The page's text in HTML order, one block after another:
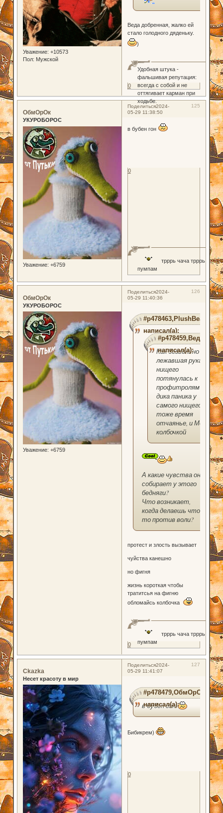
Уважение: +10573
Пол: Мужской
Веда добренная, жалко ей
стало голодного дяденьку.
)
Удобная штука -
фальшивая репутация:
всегда с собой и не
оттягивает карман при
ходьбе.
0
Поделиться 125
2024-
05-29 11:38:50
ОбмОрОк
УКУРОБОРОС
Уважение: +6759
в бубен гон
трррь чача трррь
пумпам
0
Поделиться 126
2024-
05-29 11:40:36
ОбмОрОк
УКУРОБОРОС
Уважение: +6759
#p478463,PlushBear
написал(а):
#p478459,Веда
написал(а):
Как безвольно
лежавшая рука
нищего
потянулась к
профитролям и
дика паника у
самого нищего и в
тоже время
отчаянье, и Мо с
колбочкой
А какие чувства она
собирает у этого
бедняги?
Что возникает,
когда делаешь что-
то против воли?
протест и злость вызывает
чуйства канешно
но фигня
жизнь короткая чтобы
тратитсья на фигню
обломайсь колбочка
трррь чача трррь
пумпам
0
Поделиться 127
2024-
05-29 11:41:07
Ckazka
Несет красоту в мир
#p478479,ОбмОрОк
написал(а):
в бубен гон
Бибикрем)
0